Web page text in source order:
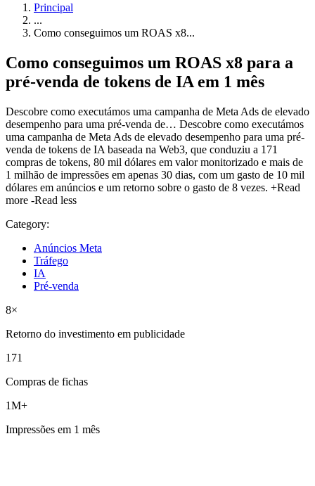
Principal
...
Como conseguimos um ROAS x8...
Como conseguimos um ROAS x8 para a
pré-venda de tokens de IA em 1 mês
Descobre como executámos uma campanha de Meta Ads de elevado
desempenho para uma pré-venda de… Descobre como executámos
uma campanha de Meta Ads de elevado desempenho para uma pré-
venda de tokens de IA baseada na Web3, que conduziu a 171
compras de tokens, 80 mil dólares em valor monitorizado e mais de
1 milhão de impressões em apenas 30 dias, com um gasto de 10 mil
dólares em anúncios e um retorno sobre o gasto de 8 vezes. +Read
more -Read less
Category:
Anúncios Meta
Tráfego
IA
Pré-venda
8×
Retorno do investimento em publicidade
171
Compras de fichas
1M+
Impressões em 1 mês